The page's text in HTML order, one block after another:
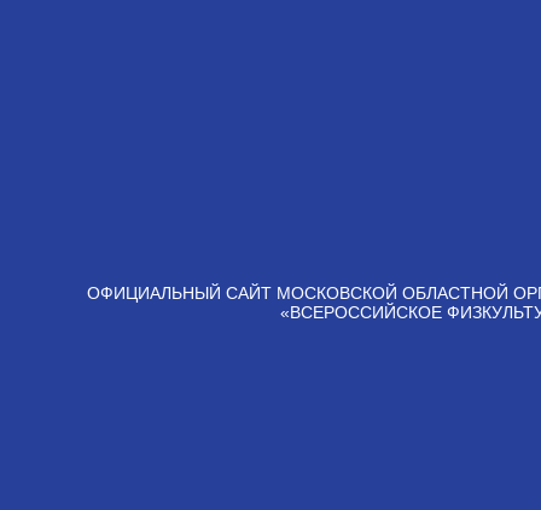
ОФИЦИАЛЬНЫЙ САЙТ МОСКОВСКОЙ ОБЛАСТНОЙ
«ВСЕРОССИЙСКОЕ